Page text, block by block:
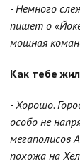
- Немного
пишет о
мощная
Как тебе
- Хорошо.
особо не
мегаполисов
похожа на